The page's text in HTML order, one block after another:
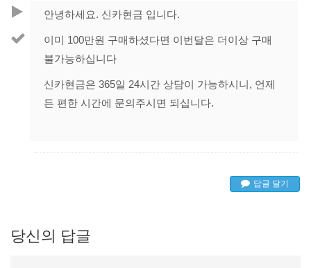
안녕하세요. 신카현금 입니다.
이미 100만원 구매하셨다면 이번달은 더이상 구매
불가능하십니다
신카현금은 365일 24시간 상담이 가능하시니, 언제
든 편한 시간에 문의주시면 되십니다.
답글 달기
당신의 답글